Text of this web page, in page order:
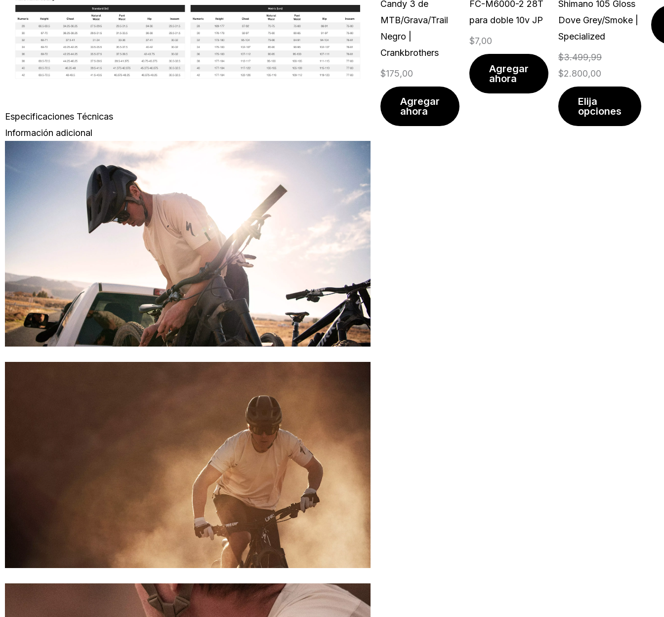
Especificaciones Técnicas
Información adicional
Candy 3 de
MTB/Grava/Trail
Negro |
Crankbrothers
$175,00
Agregar
ahora
FC-M6000-2 28T
para doble 10v JP
$7,00
Agregar
ahora
Shimano 105 Gloss
Dove Grey/Smoke |
Specialized
$3.499,99
$2.800,00
Elija
opciones
elegir
de